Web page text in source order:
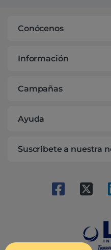
Conócenos
Información
Campañas
Ayuda
Suscríbete a nuestra